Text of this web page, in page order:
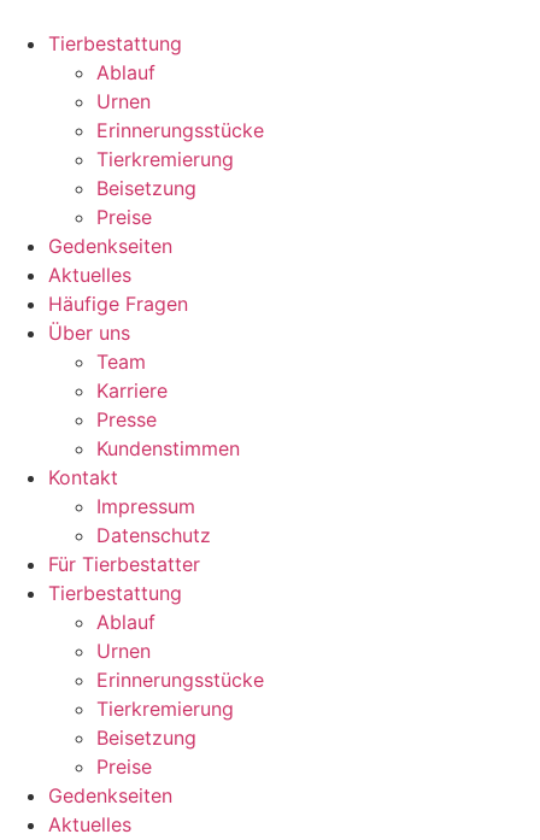
Inhalt
wechseln
Tierbestattung
Ablauf
Urnen
Erinnerungsstücke
Tierkremierung
Beisetzung
Preise
Gedenkseiten
Aktuelles
Häufige Fragen
Über uns
Team
Karriere
Presse
Kundenstimmen
Kontakt
Impressum
Datenschutz
Für Tierbestatter
Tierbestattung
Ablauf
Urnen
Erinnerungsstücke
Tierkremierung
Beisetzung
Preise
Gedenkseiten
Aktuelles